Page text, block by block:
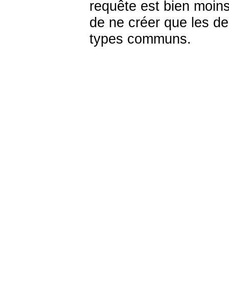
requête est bien
de ne créer que les
types communs.